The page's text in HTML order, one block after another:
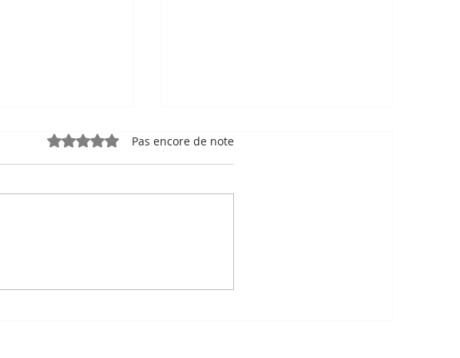
fierté
Cambodge frôle les 17,1
Noté 0 étoile sur 5.Pas encore de note